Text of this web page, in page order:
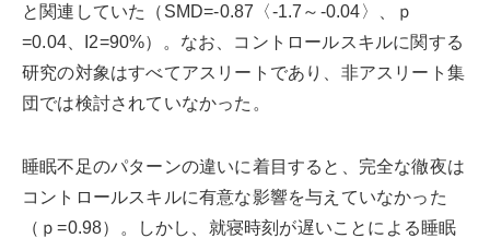
と関連していた（SMD=-0.87〈-1.7～-0.04〉、ｐ
=0.04、I2=90%）。なお、コントロールスキルに関する
研究の対象はすべてアスリートであり、非アスリート集
団では検討されていなかった。
睡眠不足のパターンの違いに着目すると、完全な徹夜は
コントロールスキルに有意な影響を与えていなかった
（ｐ=0.98）。しかし、就寝時刻が遅いことによる睡眠